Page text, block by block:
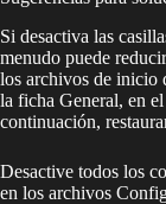
Si desactiva las
menudo puede
los archivos de inicio
la ficha General, en
continuación,
Desactive todos los
en los archivos